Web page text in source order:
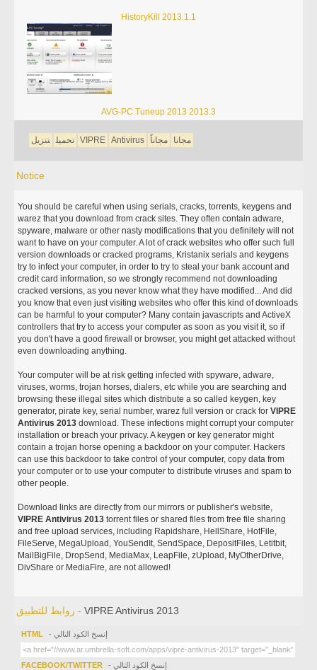
HistoryKill 2013.1.1
AVG-PC Tuneup 2013 2013.3
تحميل تنزيل VIPRE Antivirus مجانا مجاناً
Notice
You should be careful when using serials, cracks, torrents, keygens and
warez that you download from crack sites. They often contain adware,
spyware, malware or other nasty modifications that you definitely will not
want to have on your computer. A lot of crack websites who offer such full
version downloads or cracked programs, Kristanix serials and keygens
try to infect your computer, in order to try to steal your bank account and
credit card information, so we strongly recommend not downloading
cracked versions, as you never know what they have modified... And did
you know that even just visiting websites who offer this kind of downloads
can be harmful to your computer? Many contain javascripts and ActiveX
controllers that try to access your computer as soon as you visit it, so if
you don't have a good firewall or browser, you might get attacked without
even downloading anything.
Your computer will be at risk getting infected with spyware, adware,
viruses, worms, trojan horses, dialers, etc while you are searching and
browsing these illegal sites which distribute a so called keygen, key
generator, pirate key, serial number, warez full version or crack forVIPRE
Antivirus 2013 download. These infections might corrupt your computer
installation or breach your privacy. A keygen or key generator might
contain a trojan horse opening a backdoor on your computer. Hackers
can use this backdoor to take control of your computer, copy data from
your computer or to use your computer to distribute viruses and spam to
other people.
Download links are directly from our mirrors or publisher's website,
VIPRE Antivirus 2013 torrent files or shared files from free file sharing
and free upload services, including Rapidshare, HellShare, HotFile,
FileServe, MegaUpload, YouSendIt, SendSpace, DepositFiles, Letitbit,
MailBigFile, DropSend, MediaMax, LeapFile, zUpload, MyOtherDrive,
DivShare or MediaFire, are not allowed!
روابط للتطبيق -VIPRE Antivirus 2013
HTML - إنسخ الكود التالي
FACEBOOK/TWITTER - إنسخ الكود التالي